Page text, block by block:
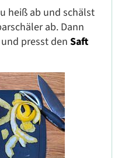
heiß ab und schälst
ab. Dann
presst den Saft